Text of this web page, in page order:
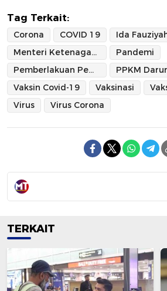
Tag Terkait:
Corona COVID 19 Ida
Menteri Ketenagakerjaan
Pandemi
Pemberlakuan Pembatasan Kegiatan Masyarakat Darurat
PPKM
Vaksin Covid-19
Vaksinasi
Virus
Virus Corona
TERKAIT